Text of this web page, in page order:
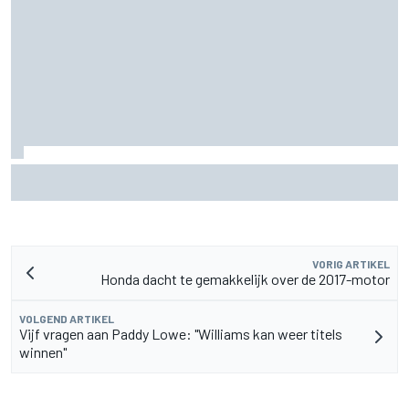
VORIG ARTIKEL
Honda dacht te gemakkelijk over de 2017-motor
VOLGEND ARTIKEL
Vijf vragen aan Paddy Lowe: "Williams kan weer titels
winnen"